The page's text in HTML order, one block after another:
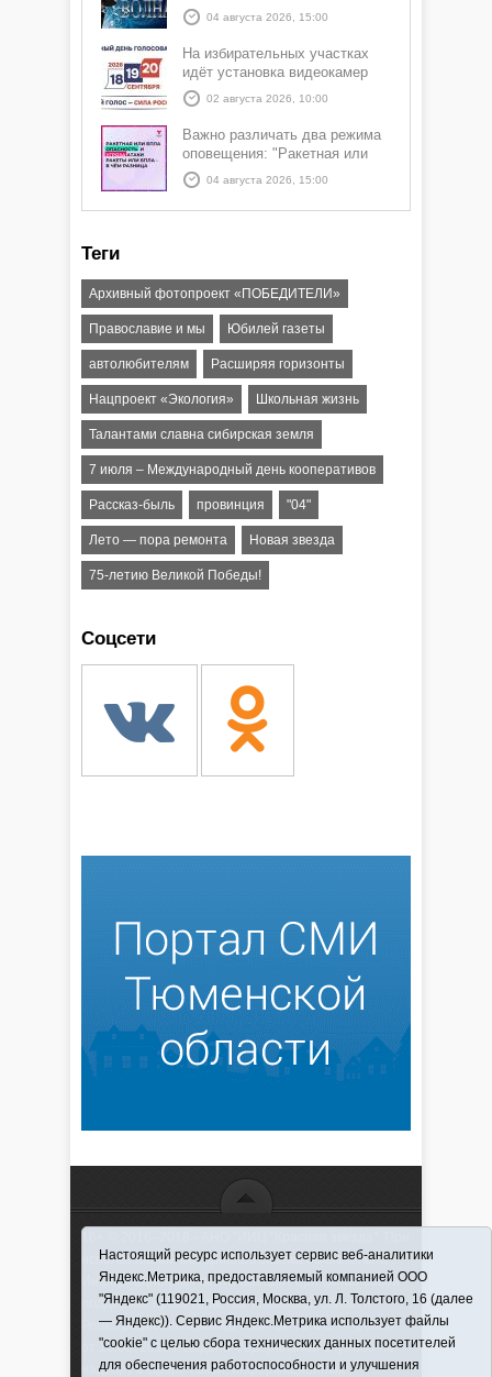
04 августа 2026, 15:00
На избирательных участках
идёт установка видеокамер
02 августа 2026, 10:00
Важно различать два режима
оповещения: "Ракетная или
БПЛА опасность" и "Угроза
атаки ракеты или БПЛА"
04 августа 2026, 15:00
Теги
Архивный фотопроект «ПОБЕДИТЕЛИ»
Православие и мы Юбилей газеты
автолюбителям Расширяя горизонты
Нацпроект «Экология» Школьная жизнь
Талантами славна сибирская земля
7 июля – Международный день кооперативов
Рассказ-быль провинция "04"
Лето — пора ремонта Новая звезда
75-летию Великой Победы!
Соцсети
использовании материалов ссылка обязательна
Информационная лента выходит при финансовой
поддержке правительства Тюменской области
Регистрационный номер СМИ ЭЛ № ФС 77-66066
от 10.06. 2016 г. выдано Федеральной службой по
надзору в сфере связи, информационных
Настоящий ресурс использует сервис веб-аналитики
Яндекс.Метрика, предоставляемый компанией ООО
"Яндекс" (119021, Россия, Москва, ул. Л. Толстого, 16 (далее
— Яндекс)). Сервис Яндекс.Метрика использует файлы
"cookie" с целью сбора технических данных посетителей
для обеспечения работоспособности и улучшения